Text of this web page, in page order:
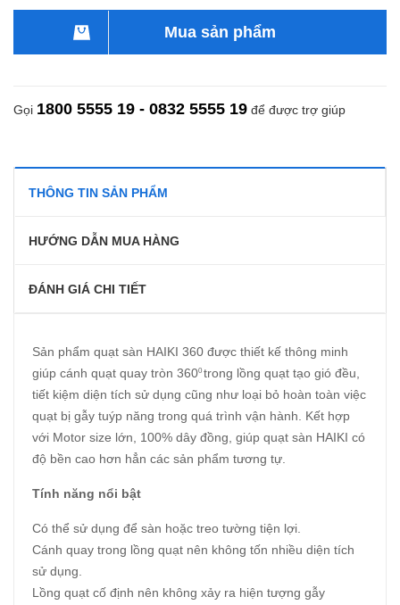
Mua sản phẩm
Gọi 1800 5555 19 - 0832 5555 19 để được trợ giúp
THÔNG TIN SẢN PHẨM
HƯỚNG DẪN MUA HÀNG
ĐÁNH GIÁ CHI TIẾT
Sản phẩm quạt sàn HAIKI 360 được thiết kế thông minh
giúp cánh quạt quay tròn 3600 trong lồng quạt tạo gió đều,
tiết kiệm diện tích sử dụng cũng như loại bỏ hoàn toàn việc
quạt bị gẫy tuýp năng trong quá trình vận hành. Kết hợp
với Motor size lớn, 100% dây đồng, giúp quạt sàn HAIKI có
độ bền cao hơn hẳn các sản phẩm tương tự.
Tính năng nổi bật
Có thể sử dụng để sàn hoặc treo tường tiện lợi.
Cánh quay trong lồng quạt nên không tốn nhiều diện tích
sử dụng.
Lồng quạt cố định nên không xảy ra hiện tượng gẫy